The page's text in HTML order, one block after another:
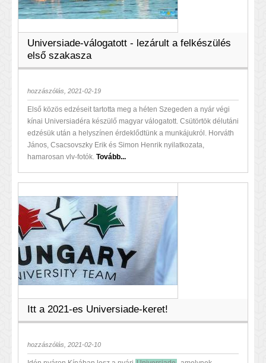
Universiade-válogatott - lezárult a felkészülés
első szakasza
hozzászólás, 2021-02-19
Első közös edzéseit tartotta meg a héten Szegeden a nyár végi
kínai Universiadéra készülő magyar válogatott. Csütörtök délutáni
edzésük után a helyszínen érdeklődtünk a munkájukról. Horváth
János, Csacsovszky Erik és Simon Henrik nyilatkozata,
hamarosan vlv-fotók. Tovább...
Itt a 2021-es Universiade-keret!
hozzászólás, 2021-02-10